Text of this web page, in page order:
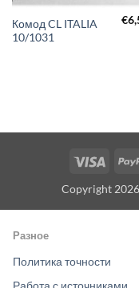
Комод CL ITALIA
10/1031
€
Visa
Copyright
Разное
Политика точности